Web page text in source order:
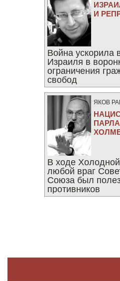
И
Война ускорила
Израиля в
ограничения
свобод
ЯКОВ
В ходе
любой враг
Союза был
противников